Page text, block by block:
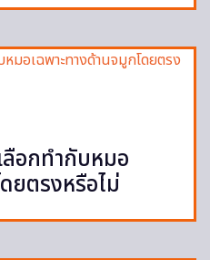
อกทำกับหมอ
ยตรงหรือไม่